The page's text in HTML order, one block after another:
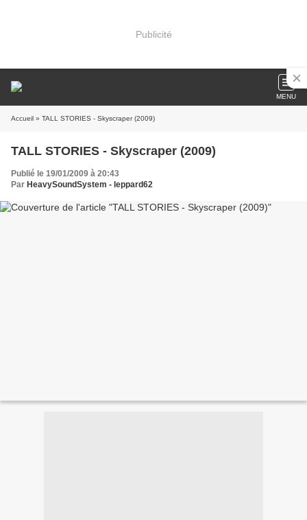
Publicité
MENU
Accueil » TALL STORIES - Skyscraper (2009)
TALL STORIES - Skyscraper (2009)
Publié le 19/01/2009 à 20:43
Par HeavySoundSystem - leppard62